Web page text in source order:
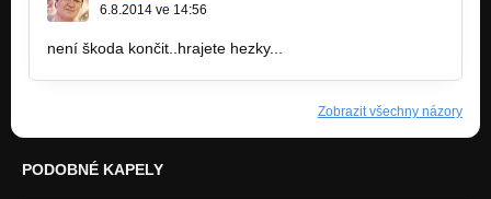
6.8.2014 ve 14:56
není škoda končit..hrajete hezky...
Zobrazit všechny názory
PODOBNÉ KAPELY